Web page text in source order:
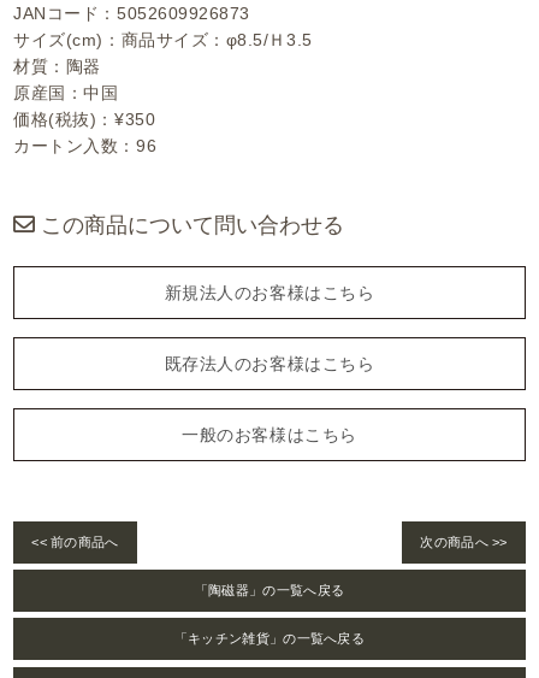
JANコード：5052609926873
サイズ(cm)：商品サイズ：φ8.5/Ｈ3.5
材質：陶器
原産国：中国
価格(税抜)：¥350
カートン入数：96
この商品について問い合わせる
新規法人のお客様はこちら
既存法人のお客様はこちら
一般のお客様はこちら
<< 前の商品へ 次の商品へ >>
「陶磁器」の一覧へ戻る
「キッチン雑貨」の一覧へ戻る